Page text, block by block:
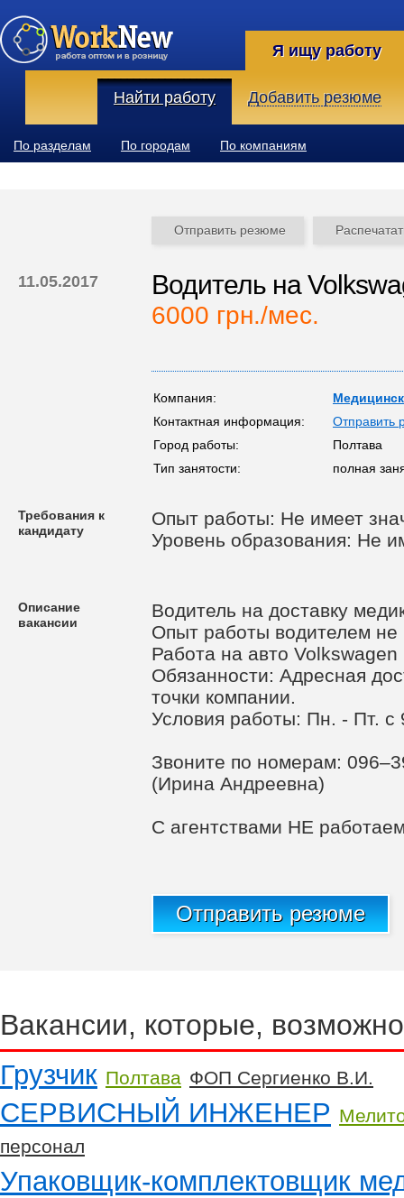
Я ищу работу
Найти работу Добавить резюме
По разделам По городам По компаниям
Отправить резюме
11.05.2017 Водитель на
6000 грн./мес.
Компания:
Контактная информация:
Отправить
Город работы:
Полтава
Тип занятости:
полная
Требования к
кандидату
Опыт работы: Не имеет
Уровень образования: Не
Описание
вакансии
Водитель на доставку
Опыт работы водителем не
Работа на авто Volkswagen
Обязанности: Адресная
точки компании.
Условия работы: Пн. - Пт. с
Звоните по номерам:
(Ирина Андреевна)
С агентствами НЕ
Отправить резюме
Вакансии, которые,
Грузчик Полтава ФОП Сергиенко В.И.
СЕРВИСНЫЙ ИНЖЕНЕР
персонал
Упаковщик-комплектовщик